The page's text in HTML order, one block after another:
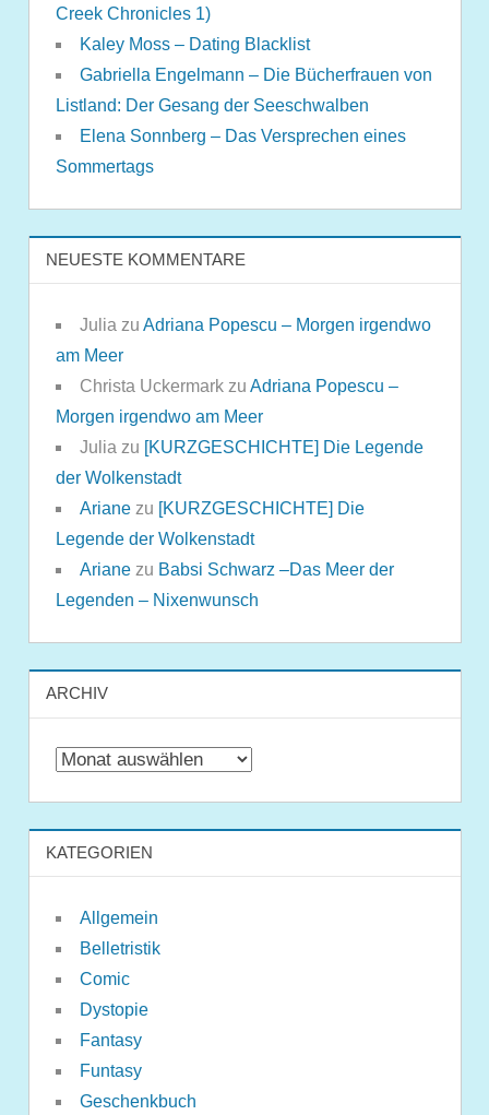
Creek Chronicles 1)
Kaley Moss – Dating Blacklist
Gabriella Engelmann – Die Bücherfrauen von
Listland: Der Gesang der Seeschwalben
Elena Sonnberg – Das Versprechen eines
Sommertags
NEUESTE KOMMENTARE
Julia zu Adriana Popescu – Morgen irgendwo
am Meer
Christa Uckermarkzu Adriana Popescu –
Morgen irgendwo am Meer
Julia zu [KURZGESCHICHTE] Die Legende
der Wolkenstadt
Arianezu [KURZGESCHICHTE] Die
Legende der Wolkenstadt
Arianezu Babsi Schwarz –Das Meer der
Legenden – Nixenwunsch
ARCHIV
Archiv
KATEGORIEN
Allgemein
Belletristik
Comic
Dystopie
Fantasy
Funtasy
Geschenkbuch